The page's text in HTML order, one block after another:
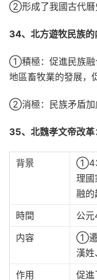
②形成了我國古代曆
34、北方遊牧民族的
①積極：促進民族融
地區畜牧業的發展，
②消極：民族矛盾加
35、北魏孝文帝改革
背景
理
融的
時間
公
内容
①遷
漢姓
作用
促進